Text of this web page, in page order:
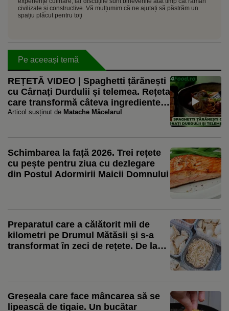
civilizate și constructive. Vă mulțumim că ne ajutați să păstrăm un
spațiu plăcut pentru toți
Pe aceeași temă
REȚETĂ VIDEO | Spaghetti țărănești
cu Cârnați Durdulii și telemea. Rețeta
care transformă câteva ingrediente
simple într-o masă plină de gust
Articol susținut de Matache Măcelarul
Schimbarea la față 2026. Trei rețete
cu pește pentru ziua cu dezlegare
din Postul Adormirii Maicii Domnului
Preparatul care a călătorit mii de
kilometri pe Drumul Mătăsii și s-a
transformat în zeci de rețete. De la
Greșeala care face mâncarea să se
lipească de tigaie. Un bucătar